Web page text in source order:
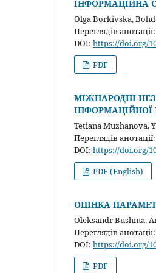
ІНФОРМАЦІЙНА
Olga Borkivska,
Переглядів
DOI: https://doi.org/
PDF
МІЖНАРОДНІ
ІНФОРМАЦІЙНОЇ
Tetiana Muzhanova,
Переглядів
DOI: https://doi.org/
PDF (English)
ОЦІНКА
Oleksandr Bushma,
Переглядів
DOI: https://doi.org/
PDF